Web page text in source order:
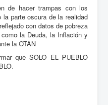
de hacer trampas con los
parte oscura de la realidad
con datos de pobreza
la Deuda, la Inflación y
la OTAN
que SOLO EL PUEBLO